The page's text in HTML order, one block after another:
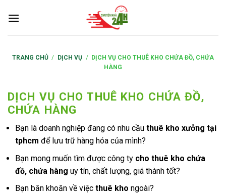
TRANG CHỦ / DỊCH VỤ /
DỊCH VỤ CHO THUÊ KHO CHỨA ĐỒ, CHỨA
HÀNG
DỊCH VỤ CHO THUÊ KHO CHỨA ĐỒ,
CHỨA HÀNG
Bạn là doanh nghiệp đang có nhu cầu thuê kho xưởng tại
tphcm để lưu trữ hàng hóa của mình?
Bạn mong muốn tìm được công ty cho thuê kho chứa
đồ, chứa hàng uy tín, chất lượng, giá thành tốt?
Bạn băn khoăn về việc thuê kho ngoài?